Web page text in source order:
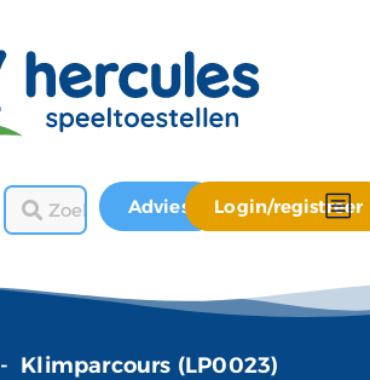
Advies Login/registreer
- Klimparcours (LP0023)